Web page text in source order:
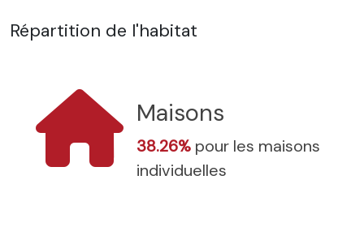
Répartition de l'habitat
Maisons
38.26% pour les maisons
individuelles